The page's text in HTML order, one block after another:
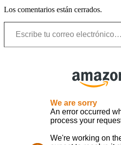
Los comentarios están cerrados.
Escribe tu correo electrónico…